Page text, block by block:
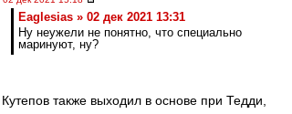
Eaglesias » 02 дек 2021 13:31
Ну неужели не понятно, что специально
маринуют, ну?
Кутепов также выходил в основе при Тедди,